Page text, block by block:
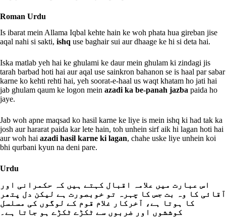
Roman Urdu
Is ibarat mein Allama Iqbal kehte hain ke woh phata hua gireban jise
aqal nahi si sakti, ishq use baghair sui aur dhaage ke hi si deta hai.
Iska matlab yeh hai ke ghulami ke daur mein ghulam ki zindagi jis
tarah barbad hoti hai aur aqal use sainkron bahanon se is haal par sabar
karne ko kehti rehti hai, yeh soorat-e-haal us waqt khatam ho jati hai
jab ghulam qaum ke logon mein azadi ka be-panah jazba paida ho
jaye.
Jab woh apne maqsad ko hasil karne ke liye is mein ishq ki had tak ka
josh aur hararat paida kar lete hain, toh unhein sirf aik hi lagan hoti hai
aur woh hai azadi hasil karne ki lagan, chahe uske liye unhein koi
bhi qurbani kyun na deni pare.
Urdu
اس عبارت میں علامہ اقبال کہتے ہیں کہ حکمرانی اور
آقائی کا وہ بت جس کا چہرہ تو خوبصورت ہے لیکن دل پتھر
کا ہوتا ہے، آخرکار غلام قوم کے لوگوں کی مسلسل
کوششوں اور ضربوں سے ٹکڑے ٹکڑے ہو جاتا ہے۔